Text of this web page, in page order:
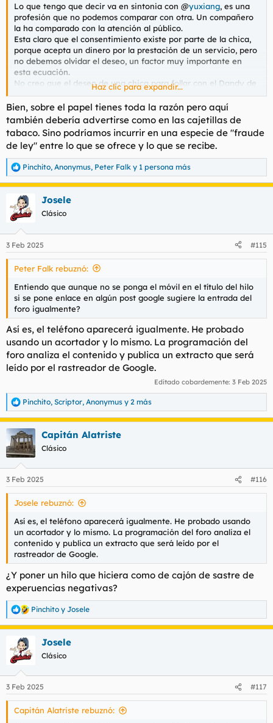
Lo que tengo que decir va en sintonia con @yuxiang, es una
profesión que no podemos comparar con otra. Un compañero
la ha comparado con la atención al público.
Esta claro que el consentimiento existe por parte de la chica,
porque acepta un dinero por la prestación de un servicio, pero
no debemos olvidar el deseo, un factor muy importante en
esta ecuación.
No creo que el deseo de una chica para follar con el Dandy de
Barcelona sea el mismo que para follar con George Clooney,
por poner un ejemplo. Y ese mayor o menor deseo es el punto
diferencial para que la chica de un servicio de más calidad.
Y a la inversa lo mismo, nosotros somos los que decidimos
follar con la chica que más deseamos, elegimos que tetas, culo,
pelo... nos gustan y nos producen más deseo.
Haz clic para expandir...
Bien, sobre el papel tienes toda la razón pero aquí
también debería advertirse como en las cajetillas de
tabaco. Sino podríamos incurrir en una especie de "fraude
de ley" entre lo que se ofrece y lo que se recibe.
R
e
c
i
e
s
Pinchito, Anonymus, Peter Falk y 1 persona más
Josele
Clásico
3 Feb 2025 #115
Peter Falk rebuznó:
Entiendo que aunque no se ponga el móvil en el título del hilo
si se pone enlace en algún post google sugiere la entrada del
foro igualmente?
Así es, el teléfono aparecerá igualmente. He probado
usando un acortador y lo mismo. La programación del
foro analiza el contenido y publica un extracto que será
leído por el rastreador de Google.
Editado cobardemente: 3 Feb 2025
R
e
a
c
c
i
e
s
Pinchito, Scriptor, Anonymus y 2 más
Capitán Alatriste
Clásico
3 Feb 2025 #116
Josele rebuznó:
Así es, el teléfono aparecerá igualmente. He probado usando
un acortador y lo mismo. La programación del foro analiza el
contenido y publica un extracto que será leído por el
rastreador de Google.
¿Y poner un hilo que hiciera como de cajón de sastre de
experuencias negativas?
R
e
a
c
i
e
s
Pinchito y Josele
Josele
Clásico
3 Feb 2025 #117
Capitán Alatriste rebuznó: